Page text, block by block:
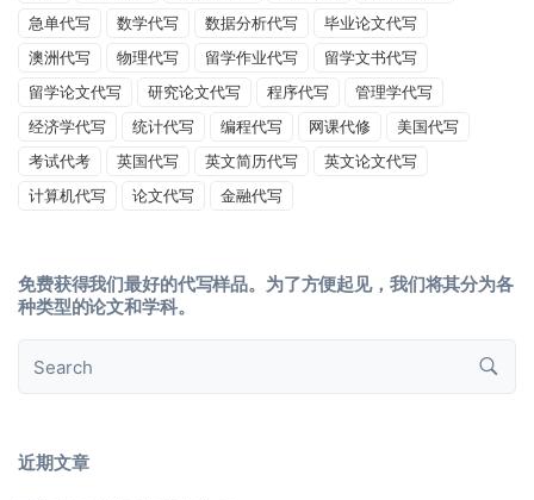
急单代写
数学代写 数据分析代写
毕业论文代写
澳洲代写
物理代写 留学作业代写
留学文书代写
留学论文代写
研究论文代写 程序代写
管理学代写
经济学代写
统计代写 编程代写 网课代修
美国代写
考试代考
英国代写 英文简历代写
英文论文代写
计算机代写
论文代写 金融代写
免费获得我们最好的代写样品。为了方便起见，我们将其分为各
种类型的论文和学科。
近期文章